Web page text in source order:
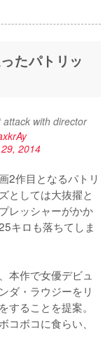
たパトリッ
with director
2014
2作目となるパトリ
としては大抜擢と
レッシャーがかか
キロも落ちてしま
本作で女優デビュ
ダ・ラウジーをリ
ることを提案。
ボコに食らい、